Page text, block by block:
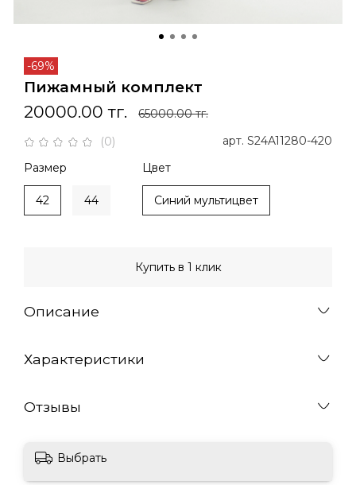
-69%
(0) арт. S24A11280-420
Пижамный комплект
20000.00 тг. 65000.00 тг.
Купить в 1 клик
Размер
42 44
Цвет
Синий мультицвет
Описание
Характеристики
Отзывы
Выбрать